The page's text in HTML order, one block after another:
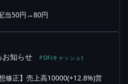
当50円→80円
お知らせ PDF(キャッシュ)
修正】売上高10000(+12.8%)営